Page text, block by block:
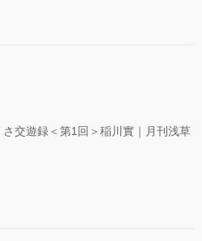
さ交遊録＜第1回＞稲川實｜月刊浅草